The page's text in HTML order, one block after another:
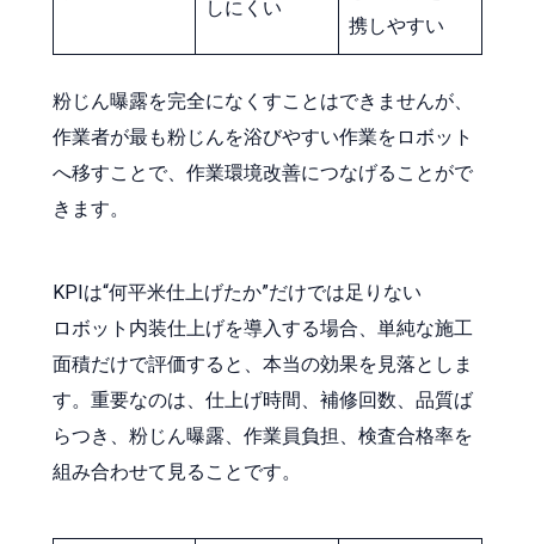
しにくい
携しやすい
粉じん曝露を完全になくすことはできませんが、
作業者が最も粉じんを浴びやすい作業をロボット
へ移すことで、作業環境改善につなげることがで
きます。
KPIは“何平米仕上げたか”だけでは足りない
ロボット内装仕上げを導入する場合、単純な施工
面積だけで評価すると、本当の効果を見落としま
す。重要なのは、仕上げ時間、補修回数、品質ば
らつき、粉じん曝露、作業員負担、検査合格率を
組み合わせて見ることです。